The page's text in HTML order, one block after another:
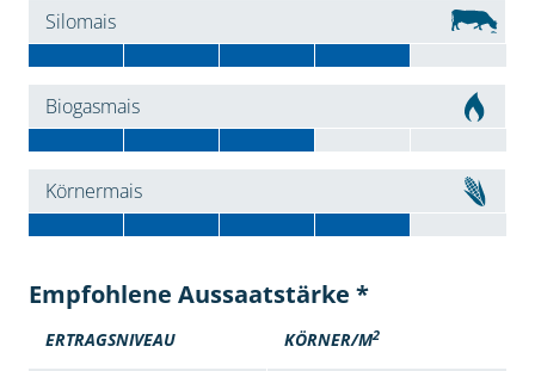
Silomais
Biogasmais
Körnermais
Empfohlene Aussaatstärke *
ERTRAGSNIVEAU KÖRNER/M2